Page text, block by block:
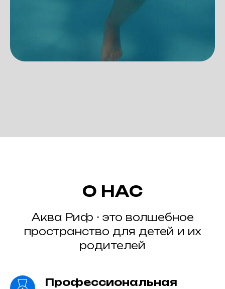
О НАС
Аква Риф - это волшебное
пространство для детей и их
родителей
Профессиональная